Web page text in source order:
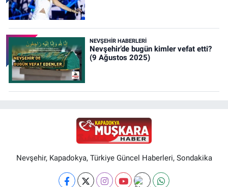
NEVŞEHIR HABERLERI
Nevşehir’de bugün kimler vefat etti?
(9 Ağustos 2025)
Nevşehir, Kapadokya, Türkiye Güncel Haberleri, Sondakika